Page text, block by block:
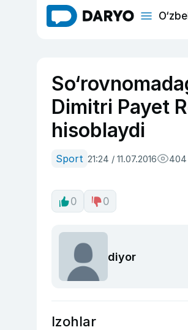
Dimitri Payet
hisoblaydi
Sport 21:24 / 11.07.2016 404
0 0
diyor
Izohlar